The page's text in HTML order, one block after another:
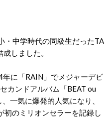
・中学時代の同級生だったTA
成しました。
に「RAIN」でメジャーデビ
カンドアルバム「BEAT ou
一気に爆発的人気になり、
初のミリオンセラーを記録し